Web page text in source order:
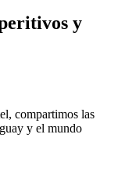
y
compartimos las
y el mundo